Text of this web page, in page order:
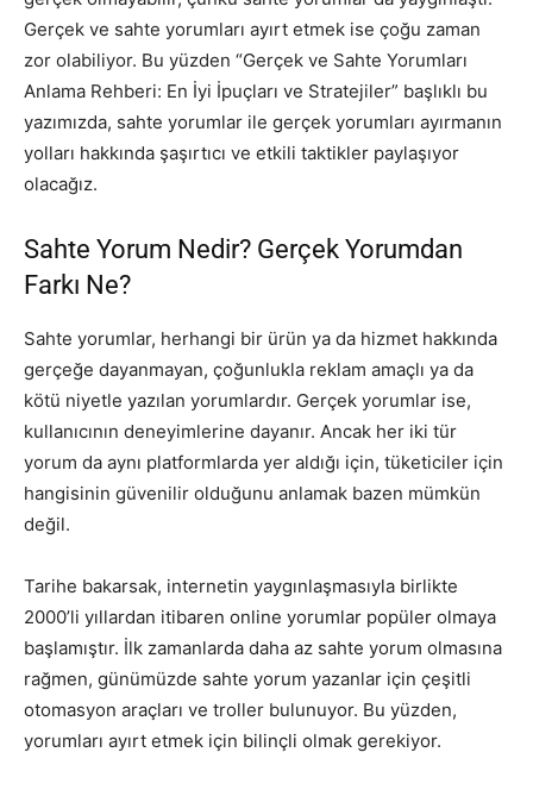
Gerçek ve sahte yorumları ayırt etmek ise çoğu zaman
zor olabiliyor. Bu yüzden “Gerçek ve Sahte Yorumları
Anlama Rehberi: En İyi İpuçları ve Stratejiler” başlıklı bu
yazımızda, sahte yorumlar ile gerçek yorumları ayırmanın
yolları hakkında şaşırtıcı ve etkili taktikler paylaşıyor
olacağız.
Sahte Yorum Nedir? Gerçek Yorumdan
Farkı Ne?
Sahte yorumlar, herhangi bir ürün ya da hizmet hakkında
gerçeğe dayanmayan, çoğunlukla reklam amaçlı ya da
kötü niyetle yazılan yorumlardır. Gerçek yorumlar ise,
kullanıcının deneyimlerine dayanır. Ancak her iki tür
yorum da aynı platformlarda yer aldığı için, tüketiciler için
hangisinin güvenilir olduğunu anlamak bazen mümkün
değil.
Tarihe bakarsak, internetin yaygınlaşmasıyla birlikte
2000’li yıllardan itibaren online yorumlar popüler olmaya
başlamıştır. İlk zamanlarda daha az sahte yorum olmasına
rağmen, günümüzde sahte yorum yazanlar için çeşitli
otomasyon araçları ve troller bulunuyor. Bu yüzden,
yorumları ayırt etmek için bilinçli olmak gerekiyor.